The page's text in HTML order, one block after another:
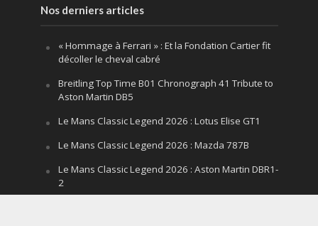
Nos derniers articles
« Hommage à Ferrari » : Et la Fondation Cartier fit
décoller le cheval cabré
Breitling Top Time B01 Chronograph 41 Tribute to
Aston Martin DB5
Le Mans Classic Legend 2026 : Lotus Elise GT1
Le Mans Classic Legend 2026 : Mazda 787B
Le Mans Classic Legend 2026 : Aston Martin DBR1-
2